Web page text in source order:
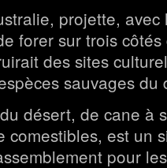
projette, avec
forer sur trois
des sites
sauvages du
désert, de cane à
comestibles, est un
pour